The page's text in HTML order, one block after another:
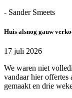
- Sander Smeets
Huis alsnog gauw
17 juli 2026
We waren niet
vandaar hier offertes
gemaakt en drie